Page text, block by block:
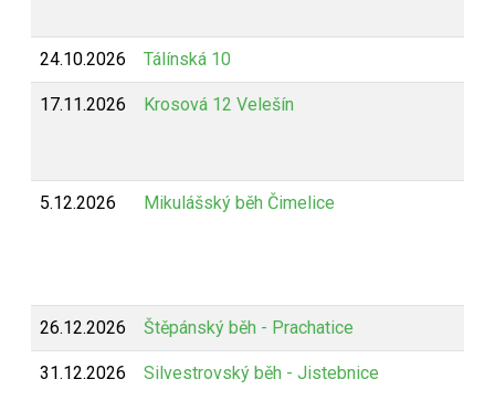
24.10.2026 Tálínská 10
17.11.2026 Krosová 12 Velešín
5.12.2026 Mikulášský běh Čimelice
26.12.2026 Štěpánský běh - Prachatice
31.12.2026 Silvestrovský běh - Jistebnice